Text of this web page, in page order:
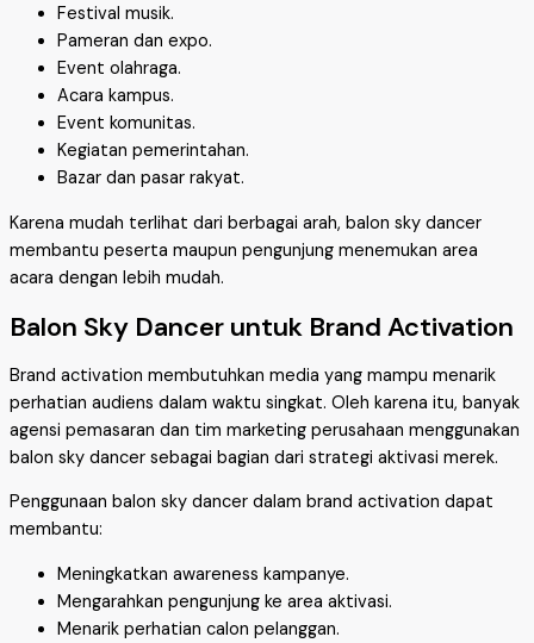
Festival musik.
Pameran dan expo.
Event olahraga.
Acara kampus.
Event komunitas.
Kegiatan pemerintahan.
Bazar dan pasar rakyat.
Karena mudah terlihat dari berbagai arah, balon sky dancer
membantu peserta maupun pengunjung menemukan area
acara dengan lebih mudah.
Balon Sky Dancer untuk Brand Activation
Brand activation membutuhkan media yang mampu menarik
perhatian audiens dalam waktu singkat. Oleh karena itu, banyak
agensi pemasaran dan tim marketing perusahaan menggunakan
balon sky dancer sebagai bagian dari strategi aktivasi merek.
Penggunaan balon sky dancer dalam brand activation dapat
membantu:
Meningkatkan awareness kampanye.
Mengarahkan pengunjung ke area aktivasi.
Menarik perhatian calon pelanggan.